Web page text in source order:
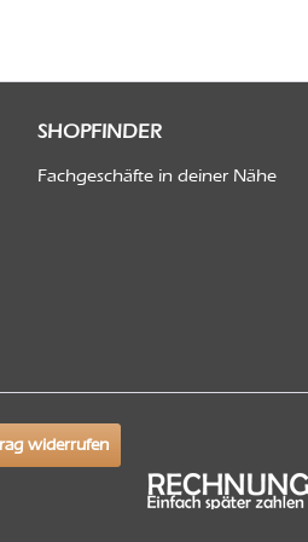
SHOPFINDER
Fachgeschäfte in deiner Nähe
widerrufen